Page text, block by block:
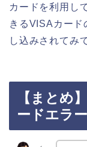
カードを利用し
きるVISAカード
し込みされてみ
【まとめ
ードエラ